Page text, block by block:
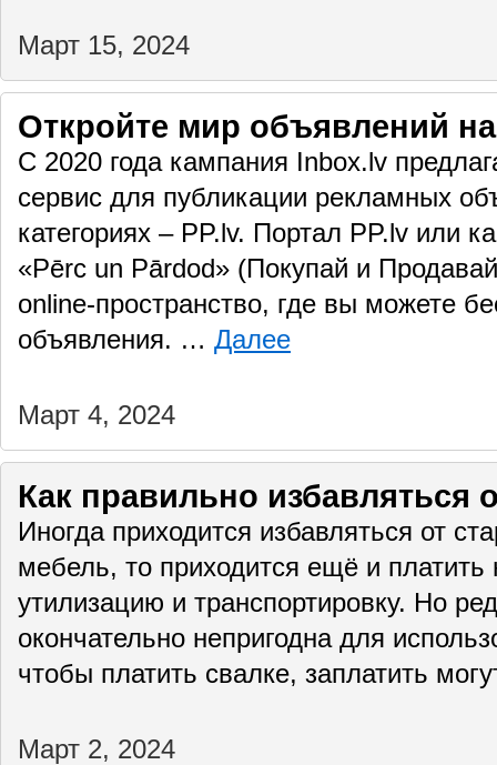
Март 15, 2024
Откройте мир объявлений
С 2020 года кампания Inbox.lv
сервис для публикации рекламных
категориях – PP.lv. Портал PP.lv или
«Pērc un Pārdod» (Покупай и
online-пространство, где вы можете
объявления. … Далее
Март 4, 2024
Как правильно избавляться
Иногда приходится избавляться от
мебель, то приходится ещё и
утилизацию и транспортировку. Но
окончательно непригодна для
чтобы платить свалке, заплатить
Март 2, 2024